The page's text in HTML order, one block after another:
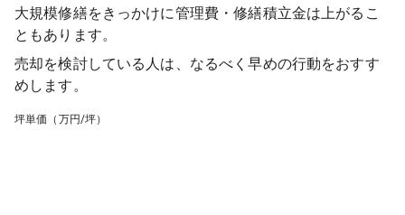
大規模修繕をきっかけに管理費・修繕積立金は上がるこ
ともあります。
売却を検討している人は、なるべく早めの行動をおすす
めします。
坪単価（万円/坪）